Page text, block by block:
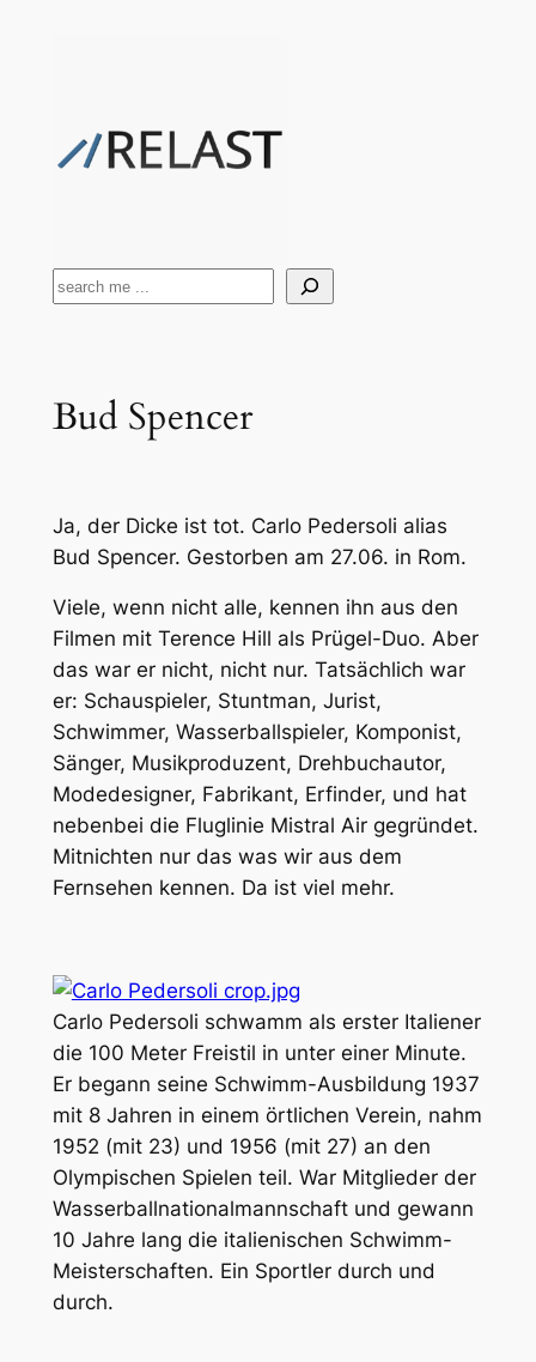
Suchen
Bud Spencer
Ja, der Dicke ist tot. Carlo Pedersoli alias
Bud Spencer. Gestorben am 27.06. in Rom.
Viele, wenn nicht alle, kennen ihn aus den
Filmen mit Terence Hill als Prügel-Duo. Aber
das war er nicht, nicht nur. Tatsächlich war
er: Schauspieler, Stuntman, Jurist,
Schwimmer, Wasserballspieler, Komponist,
Sänger, Musikproduzent, Drehbuchautor,
Modedesigner, Fabrikant, Erfinder, und hat
nebenbei die Fluglinie Mistral Air gegründet.
Mitnichten nur das was wir aus dem
Fernsehen kennen. Da ist viel mehr.
Carlo Pedersoli schwamm als erster Italiener
die 100 Meter Freistil in unter einer Minute.
Er begann seine Schwimm-Ausbildung 1937
mit 8 Jahren in einem örtlichen Verein, nahm
1952 (mit 23) und 1956 (mit 27) an den
Olympischen Spielen teil. War Mitglieder der
Wasserballnationalmannschaft und gewann
10 Jahre lang die italienischen Schwimm-
Meisterschaften. Ein Sportler durch und
durch.